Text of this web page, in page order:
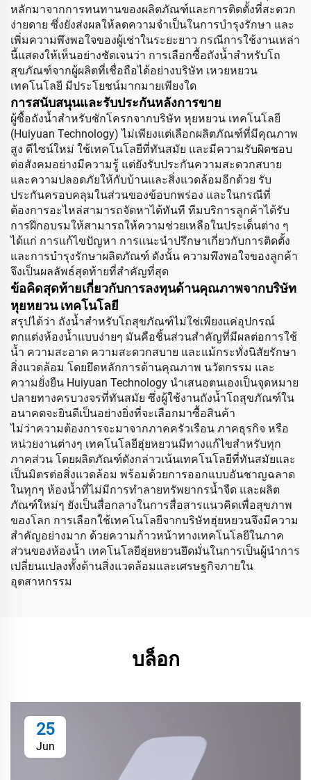
หลักมาจากการทนทานของผลิตภัณฑ์และการติดตั้งที่สะดวก
ง่ายดาย ซึ่งยังส่งผลให้ลดความจำเป็นในการบำรุงรักษา และ
เพิ่มความพึงพอใจของผู้เช่าในระยะยาว กรณีการใช้งานเหล่า
นี้แสดงให้เห็นอย่างชัดเจนว่า การเลือกซื้อถังน้ำสำหรับโถ
สุขภัณฑ์จากผู้ผลิตที่เชื่อถือได้อย่างบริษัท เหวยหยวน
เทคโนโลยี มีประโยชน์มากมายเพียงใด
การสนับสนุนและรับประกันหลังการขาย
ผู้ซื้อถังน้ำสำหรับชักโครกจากบริษัท หุยหยวน เทคโนโลยี
(Huiyuan Technology) ไม่เพียงแต่เลือกผลิตภัณฑ์ที่มีคุณภาพ
สูง ดีไซน์ใหม่ ใช้เทคโนโลยีที่ทันสมัย และมีความรับผิดชอบ
ต่อสังคมอย่างมีความรู้ แต่ยังรับประกันความสะดวกสบาย
และความปลอดภัยให้กับบ้านและสิ่งแวดล้อมอีกด้วย รับ
ประกันครอบคลุมในส่วนของข้อบกพร่อง และในกรณีที่
ต้องการอะไหล่สามารถจัดหาได้ทันที ทีมบริการลูกค้าได้รับ
การฝึกอบรมให้สามารถให้ความช่วยเหลือในประเด็นต่าง ๆ
ได้แก่ การแก้ไขปัญหา การแนะนำปรึกษาเกี่ยวกับการติดตั้ง
และการบำรุงรักษาผลิตภัณฑ์ ดังนั้น ความพึงพอใจของลูกค้า
จึงเป็นผลลัพธ์สุดท้ายที่สำคัญที่สุด
ข้อคิดสุดท้ายเกี่ยวกับการลงทุนด้านคุณภาพจากบริษัท
หุยหยวน เทคโนโลยี
สรุปได้ว่า ถังน้ำสำหรับโถสุขภัณฑ์ไม่ใช่เพียงแค่อุปกรณ์
ตกแต่งห้องน้ำแบบง่ายๆ มันคือชิ้นส่วนสำคัญที่มีผลต่อการใช้
น้ำ ความสะอาด ความสะดวกสบาย และแม้กระทั่งนิสัยรักษา
สิ่งแวดล้อม โดยยึดหลักการด้านคุณภาพ นวัตกรรม และ
ความยั่งยืน Huiyuan Technology นำเสนอตนเองเป็นจุดหมาย
ปลายทางครบวงจรที่ทันสมัย ซึ่งผู้ใช้งานถังน้ำโถสุขภัณฑ์ใน
อนาคตจะยินดีเป็นอย่างยิ่งที่จะเลือกมาซื้อสินค้า
ไม่ว่าความต้องการจะมาจากภาคครัวเรือน ภาคธุรกิจ หรือ
หน่วยงานต่างๆ เทคโนโลยีฮุ่ยหยวนมีทางแก้ไขสำหรับทุก
ภาคส่วน โดยผลิตภัณฑ์ดังกล่าวเน้นเทคโนโลยีที่ทันสมัยและ
เป็นมิตรต่อสิ่งแวดล้อม พร้อมด้วยการออกแบบอันชาญฉลาด
ในทุกๆ ห้องน้ำที่ไม่มีการทำลายทรัพยากรน้ำจืด และผลิต
ภัณฑ์ใหม่ๆ ยังเป็นสื่อกลางในการสื่อสารแนวคิดเพื่อสุขภาพ
ของโลก การเลือกใช้เทคโนโลยีจากบริษัทฮุ่ยหยวนจึงมีความ
สำคัญอย่างมาก ด้วยความก้าวหน้าทางเทคโนโลยีในภาค
ส่วนของห้องน้ำ เทคโนโลยีฮุ่ยหยวนยึดมั่นในการเป็นผู้นำการ
เปลี่ยนแปลงทั้งด้านสิ่งแวดล้อมและเศรษฐกิจภายใน
อุตสาหกรรม
บล็อก
25
Jun